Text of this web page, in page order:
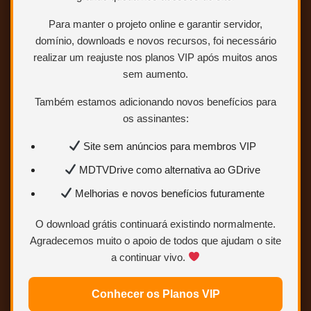
Para manter o projeto online e garantir servidor,
domínio, downloads e novos recursos, foi necessário
realizar um reajuste nos planos VIP após muitos anos
sem aumento.
Também estamos adicionando novos benefícios para
os assinantes:
Site sem anúncios para membros VIP
MDTVDrive como alternativa ao GDrive
Melhorias e novos benefícios futuramente
O download grátis continuará existindo normalmente.
Agradecemos muito o apoio de todos que ajudam o site
a continuar vivo.
Conhecer os Planos VIP
BLURAY 1080p – TRIAL AUDIO (DUBLAGEM